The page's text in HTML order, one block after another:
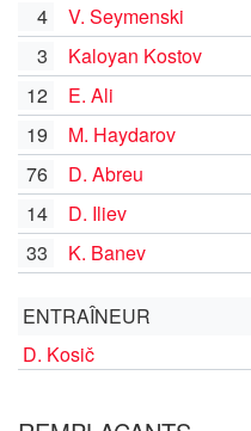
4
V. Seymenski
3
Kaloyan Kostov
12
E. Ali
19
M. Haydarov
76
D. Abreu
14
D. Iliev
33
K. Banev
ENTRAÎNEUR
D. Kosič